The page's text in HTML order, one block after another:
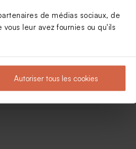
de médias sociaux, de
leur avez fournies ou qu'ils
Autoriser tous les cookies